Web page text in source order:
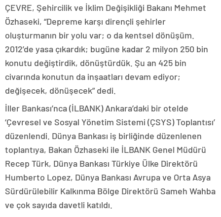
ÇEVRE, Şehircilik ve İklim Değişikliği Bakanı Mehmet
Özhaseki, “Depreme karşı dirençli şehirler
oluşturmanın bir yolu var; o da kentsel dönüşüm.
2012’de yasa çıkardık; bugüne kadar 2 milyon 250 bin
konutu değiştirdik, dönüştürdük. Şu an 425 bin
civarında konutun da inşaatları devam ediyor;
değişecek, dönüşecek” dedi.
İller Bankası’nca (İLBANK) Ankara’daki bir otelde
‘Çevresel ve Sosyal Yönetim Sistemi (ÇSYS) Toplantısı’
düzenlendi. Dünya Bankası iş birliğinde düzenlenen
toplantıya, Bakan Özhaseki ile İLBANK Genel Müdürü
Recep Türk, Dünya Bankası Türkiye Ülke Direktörü
Humberto Lopez, Dünya Bankası Avrupa ve Orta Asya
Sürdürülebilir Kalkınma Bölge Direktörü Sameh Wahba
ve çok sayıda davetli katıldı.